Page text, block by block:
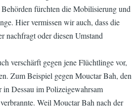
fürchten die Mobilisierung und
Hier vermissen wir auch, dass die
oder diesen Umstand
verschärft gegen jene Flüchtlinge vor,
Zum Beispiel gegen Mouctar Bah, den
Dessau im Polizeigewahrsam
Weil Mouctar Bah nach der